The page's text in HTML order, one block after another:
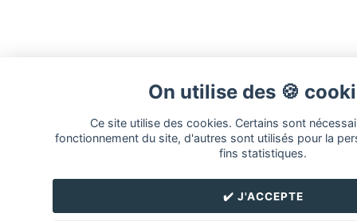
On utilise des 🍪
Ce site utilise des cookies. Certains sont
fonctionnement du site, d'autres sont utilisés pour la
fins statistiques.
✔️ J'ACCEPTE